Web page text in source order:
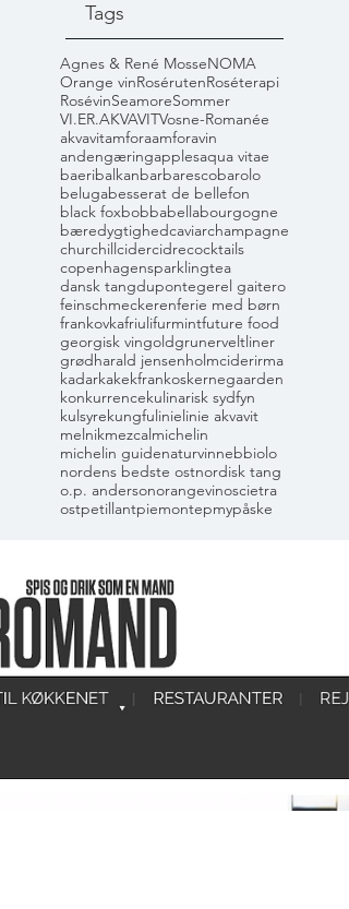
Tags
Agnes & René MosseNOMA
Orange vinRosérutenRoséterapi
RosévinSeamoreSommer
VI.ER.AKVAVITVosne-Romanée
akvavitamforaamforavin
andengæringapplesaqua vitae
baeribalkanbarbarescobarolo
belugabesserat de bellefon
black foxbobbabellabourgogne
bæredygtighedcaviarchampagne
churchillcidercidrecocktails
copenhagensparklingtea
dansk tangdupontegerel gaitero
feinschmeckerenferie med børn
frankovkafriulifurmintfuture food
georgisk vingoldgrunerveltliner
grødharald jensenholmciderirma
kadarkakekfrankoskernegaarden
konkurrencekulinarisk sydfyn
kulsyrekungfulinielinie akvavit
melnikmezcalmichelin
michelin guidenaturvinnebbiolo
nordens bedste ostnordisk tang
o.p. andersonorangevinoscietra
ostpetillantpiemontepmypåske